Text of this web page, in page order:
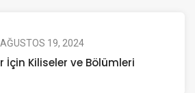
AĞUSTOS 19, 2024
İçin Kiliseler ve Bölümleri